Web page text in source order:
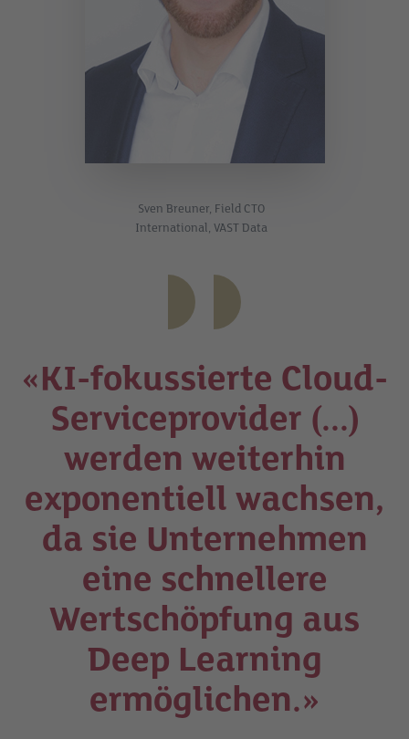
Sven Breuner, Field CTO
International, VAST Data
«KI-fokussierte Cloud-
Serviceprovider (...)
werden weiterhin
exponentiell wachsen,
da sie Unternehmen
eine schnellere
Wertschöpfung aus
Deep Learning
ermöglichen.»